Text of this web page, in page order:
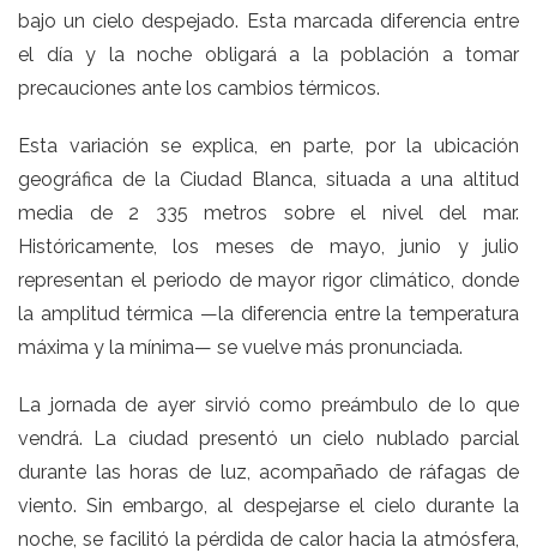
bajo un cielo despejado. Esta marcada diferencia entre
el día y la noche obligará a la población a tomar
precauciones ante los cambios térmicos.
Esta variación se explica, en parte, por la ubicación
geográfica de la Ciudad Blanca, situada a una altitud
media de 2 335 metros sobre el nivel del mar.
Históricamente, los meses de mayo, junio y julio
representan el periodo de mayor rigor climático, donde
la amplitud térmica —la diferencia entre la temperatura
máxima y la mínima— se vuelve más pronunciada.
La jornada de ayer sirvió como preámbulo de lo que
vendrá. La ciudad presentó un cielo nublado parcial
durante las horas de luz, acompañado de ráfagas de
viento. Sin embargo, al despejarse el cielo durante la
noche, se facilitó la pérdida de calor hacia la atmósfera,